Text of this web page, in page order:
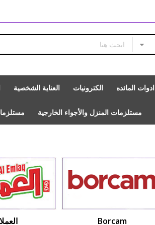
ادوات المائده الكترونيات العناية الشخصية
مستلزمات المنزل والأجواء الخارجية
Borcam